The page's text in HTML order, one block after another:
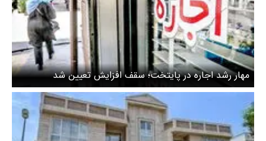
مهار رشد اجاره در پایتخت؛ سقف افزایش تعیین شد